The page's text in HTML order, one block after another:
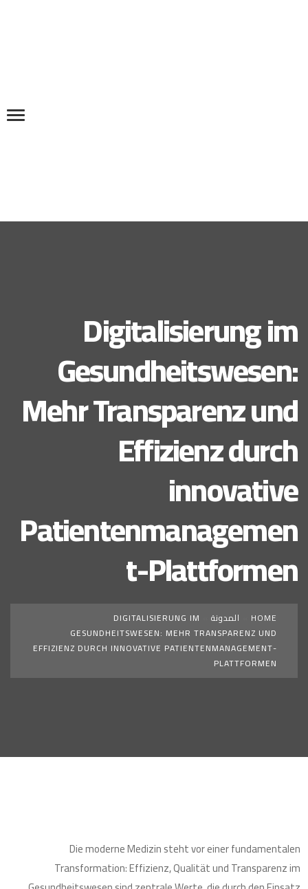
Digitalisierung im
Gesundheitswesen:
Mehr Transparenz und
Effizienz durch
innovative
Patientenmanagemen
t-Plattformen
HOME المدونة
DIGITALISIERUNG IM
GESUNDHEITSWESEN: MEHR TRANSPARENZ UND
EFFIZIENZ DURCH INNOVATIVE PATIENTENMANAGEMENT-
PLATTFORMEN
Die moderne Medizin steht vor einer fundamentalen
Transformation: Effizienz, Qualität und Transparenz im